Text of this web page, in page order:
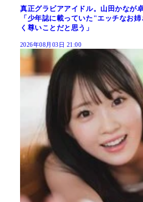
真正グラビアアイドル。山田かなが
「少年誌に載っていた"エッチなお
く尊いことだと思う」
2026年08月03日 21:00